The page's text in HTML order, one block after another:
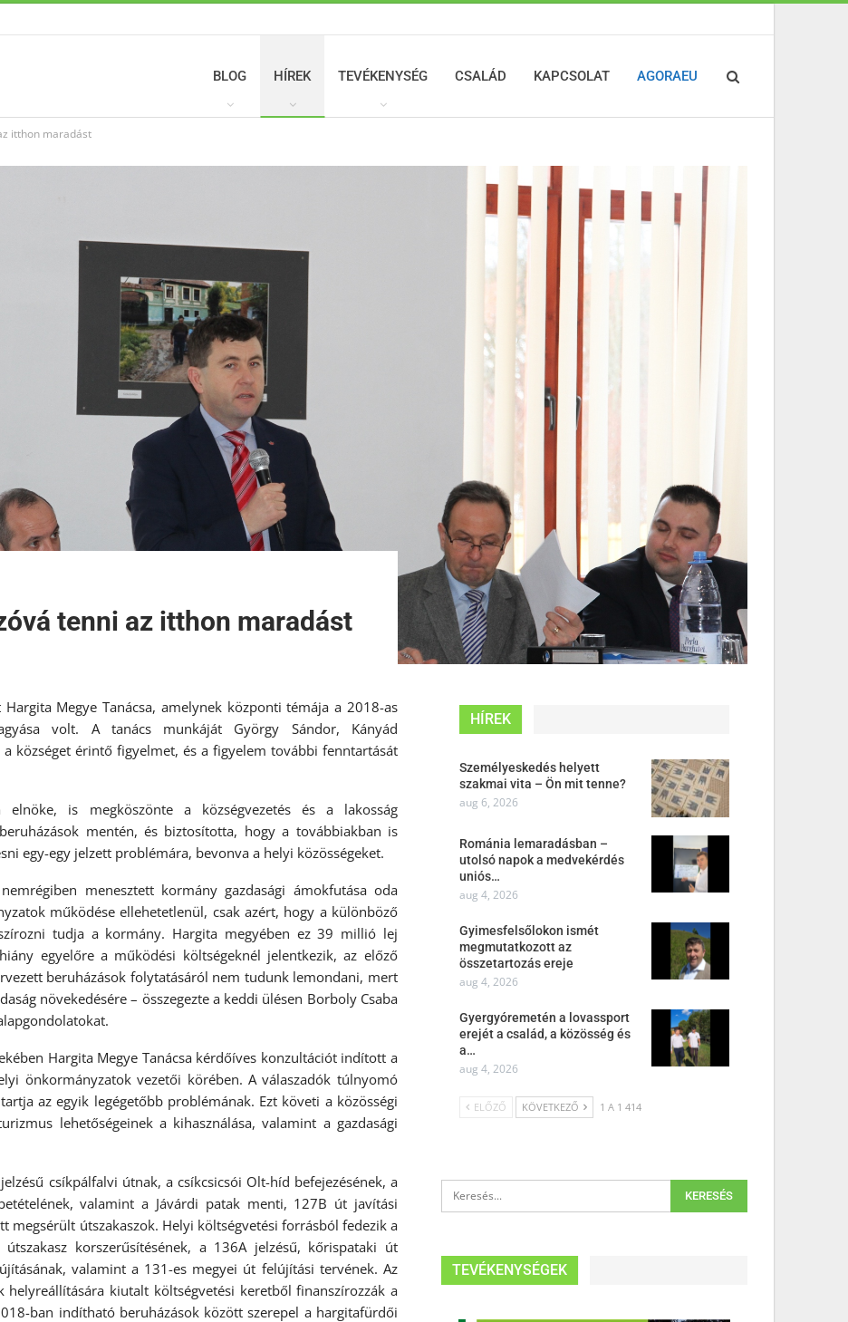
BLOG HÍREK TEVÉKENYSÉG CSALÁD KAPCSOLAT AGORAEU
itthon maradást
tenni az itthon maradást
Megye Tanácsa, amelynek központi témája a 2018-as
volt. A tanács munkáját György Sándor, Kányád
községet érintő figyelmet, és a figyelem további fenntartását
elnöke, is megköszönte a községvezetés és a lakosság
mentén, és biztosította, hogy a továbbiakban is
egy-egy jelzett problémára, bevonva a helyi közösségeket.
menesztett kormány gazdasági ámokfutása oda
működése ellehetetlenül, csak azért, hogy a különböző
tudja a kormány. Hargita megyében ez 39 millió lej
egyelőre a működési költségeknél jelentkezik, az előző
beruházások folytatásáról nem tudunk lemondani, mert
növekedésére – összegezte a keddi ülésen Borboly Csaba
Hargita Megye Tanácsa kérdőíves konzultációt indított a
önkormányzatok vezetői körében. A válaszadók túlnyomó
az egyik legégetőbb problémának. Ezt követi a közösségi
lehetőségeinek a kihasználása, valamint a gazdasági
csíkpálfalvi útnak, a csíkcsicsói Olt-híd befejezésének, a
valamint a Jávárdi patak menti, 127B út javítási
megsérült útszakaszok. Helyi költségvetési forrásból fedezik a
korszerűsítésének, a 136A jelzésű, kőrispataki út
valamint a 131-es megyei út felújítási tervének. Az
helyreállítására kiutalt költségvetési keretből finanszírozzák a
ban indítható beruházások között szerepel a hargitafürdői
HÍREK
Személyeskedés helyett
szakmai vita – Ön mit tenne?
aug 6, 2026
Románia lemaradásban –
utolsó napok a medvekérdés
uniós…
aug 4, 2026
Gyimesfelsőlokon ismét
megmutatkozott az
összetartozás ereje
aug 4, 2026
Gyergyóremetén a lovassport
erejét a család, a közösség és
a…
aug 4, 2026
ELŐZŐ KÖVETKEZŐ 1 A 1 414
TEVÉKENYSÉGEK